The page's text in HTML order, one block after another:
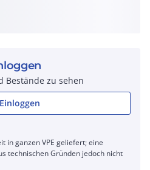
Bestände zu sehen
Einloggen
in ganzen VPE geliefert; eine
technischen Gründen jedoch nicht